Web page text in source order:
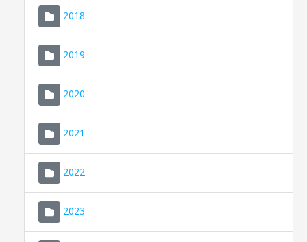
2018
2019
2020
2021
2022
2023